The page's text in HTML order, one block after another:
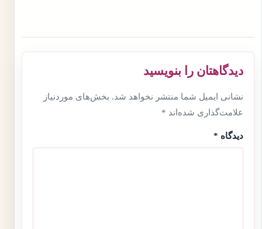
دیدگاهتان را بنویسید
نشانی ایمیل شما منتشر نخواهد شد. بخش‌های موردنیاز
علامت‌گذاری شده‌اند *
دیدگاه *